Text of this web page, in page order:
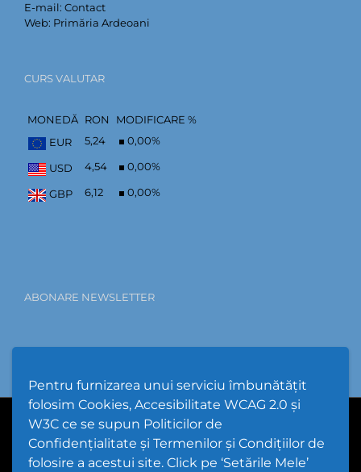
Pentru furnizarea unui serviciu îmbunătățit
folosim Cookies, Accesibilitate WCAG 2.0 și
W3C ce se supun Politicilor de
Confidențialitate și Termenilor și Condițiilor de
folosire a acestui site. Click pe ‘Setările Mele’
E-mail: Contact
Web: Primăria Ardeoani
CURS VALUTAR
MONEDĂ RON
MODIFICARE %
EUR
5,24 0,00%
USD 4,54 0,00%
GBP 6,12 0,00%
ABONARE NEWSLETTER
Hartă Website